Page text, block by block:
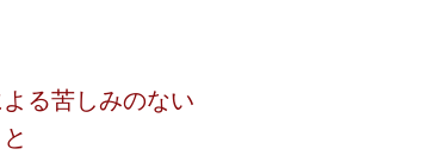
る苦しみのない